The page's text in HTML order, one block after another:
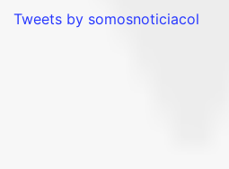
Tweets by somosnoticiacol